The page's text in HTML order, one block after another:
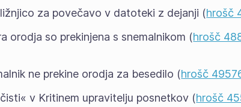
za povečavo v datoteki z dejanji (hrošč
orodja so prekinjena s snemalnikom (hrošč
ne prekine orodja za besedilo (hrošč
v Kritinem upravitelju posnetkov (hrošč